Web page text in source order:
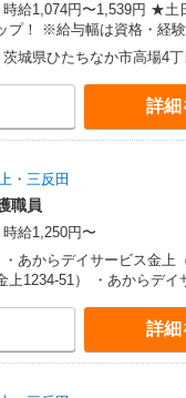
時給1,074円〜1,539円 ★土日祝日は時給100円
プ！ ※給与幅は資格・経
茨城県ひたちなか市高場4
詳細
・三反田
職員
時給1,250円〜
・あからデイサービス金上
上1234-51） ・あからデイ
詳細